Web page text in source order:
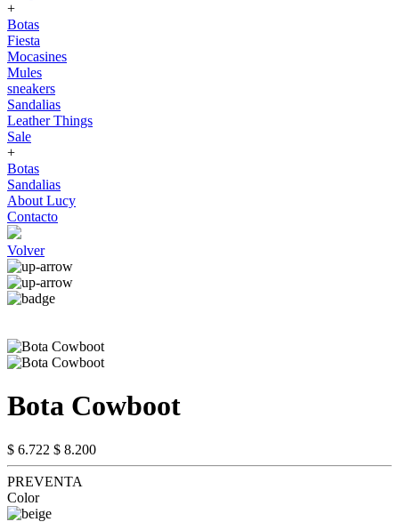
+
Botas
Fiesta
Mocasines
Mules
sneakers
Sandalias
Leather Things
Sale
+
Botas
Sandalias
About Lucy
Contacto
Volver
Bota Cowboot
$ 6.722 $ 8.200
PREVENTA
Color